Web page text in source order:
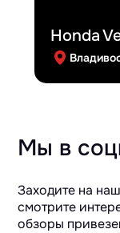
Honda
Мы в
Заходите на
смотрите
обзоры